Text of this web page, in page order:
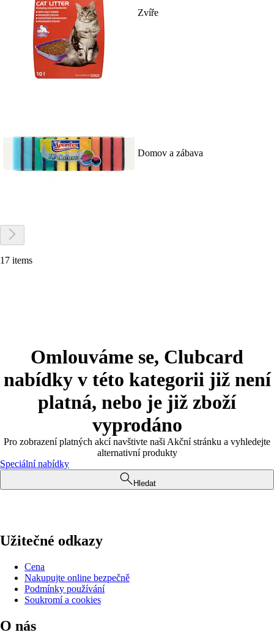
Zvíře
Domov a zábava
17 items
Omlouváme se, Clubcard
nabídky v této kategorii již není
platná, nebo je již zboží
vyprodáno
Pro zobrazení platných akcí navštivte naši Akční stránku a vyhledejte
alternativní produkty
Speciální nabídky
Hledat
Užitečné odkazy
Cena
Nakupujte online bezpečně
Podmínky používání
Soukromí a cookies
O nás